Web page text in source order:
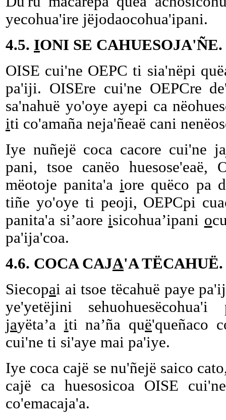
yecohua'ire jëjodaocohua'ipani.
4.5. IONI SE CAHUESOJA'ÑE.
OISE cui'ne OEPC ti sia'nëpi
pa'iji. OISEre cui'ne OEPCre
sa'nahuë yo'oye ayepi ca
iti co'amaña neja'ñeaë cani
Iye nuñejë coca cacore cui'ne
pani, tsoe canëo huesose'eaë,
mëotoje panita'aiore quëco pa
tiñe yo'oye ti peoji, OEPCpi
panita'a si’aoreisicohua’ipani o
pa'ija'coa.
4.6. COCA CAJA'A TËCAHUË.
Siecopai ai tsoe tëcahuë paye
ye'yetëjini sehuohuesëcohua'i
jayëta’a iti na’ña quë'queñaco
cui'ne ti si'aye mai pa'iye.
Iye coca cajë se nu'ñejë saico
cajë ca huesosicoa OISE
co'emacaja'a.